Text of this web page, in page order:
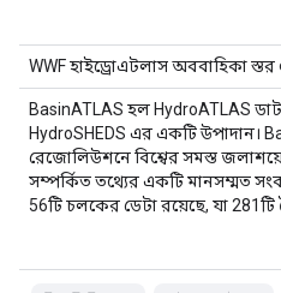
WWF হাইড্রোএটলাস অববাহিকা স্তর
BasinATLAS হল HydroATLAS
HydroSHEDS এর একটি উপাদান।
রেজোলিউশনে বিশ্বের সমস্ত
সম্পর্কিত তথ্যের একটি মানসম্মত
56টি চলকের ডেটা রয়েছে, যা 281টি